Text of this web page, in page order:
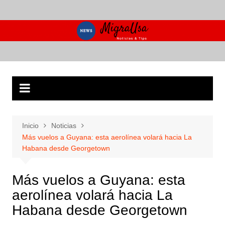
al
Inicio
Noticias
Más vuelos a Guyana: esta aerolínea volará hacia La
Habana desde Georgetown
Más vuelos a Guyana: esta
aerolínea volará hacia La
Habana desde Georgetown